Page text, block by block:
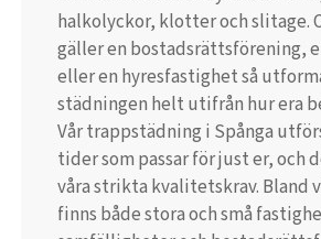
halkolyckor, klotter och slitage.
gäller en bostadsrättsförening,
eller en hyresfastighet så
städningen helt utifrån hur era
Vår trappstädning i Spånga
tider som passar för just er, och
våra strikta kvalitetskrav. Bland
finns både stora och små